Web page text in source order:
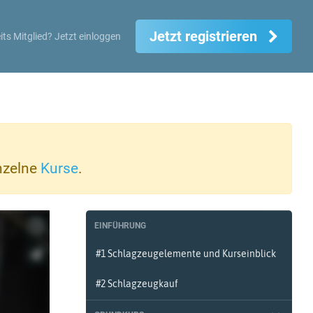
Mitglied? Jetzt einloggen Jetzt registrieren
Kurse.
EINFÜHRUNG
#1 Schlagzeugelemente und Kurseinblick
#2 Schlagzeugkauf